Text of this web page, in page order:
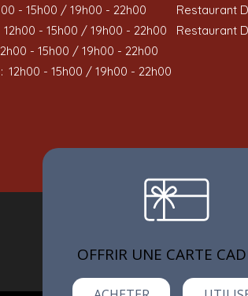
- 15h00 / 19h00 - 22h00
12h00 - 15h00 / 19h00 - 22h00
- 15h00 / 19h00 - 22h00
12h00 - 15h00 / 19h00 - 22h00
Restaurant
Restaurant
OFFRIR UNE CARTE